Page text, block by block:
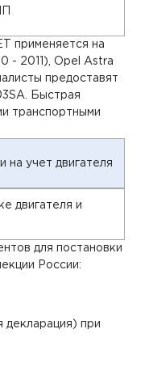
применяется на
- 2011), Opel Astra
предоставят
Быстрая
транспортными
на учет двигателя
двигателя и
для постановки
России:
декларация) при